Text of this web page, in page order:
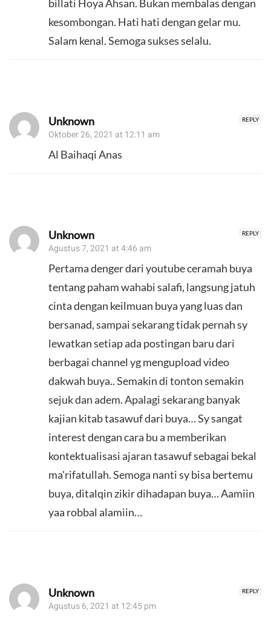
billati Hoya Ahsan. Bukan membalas dengan
kesombongan. Hati hati dengan gelar mu.
Salam kenal. Semoga sukses selalu.
REPLY
Unknown
Oktober 26, 2021 at 12:11 am
Al Baihaqi Anas
REPLY
Unknown
Agustus 7, 2021 at 4:46 am
Pertama denger dari youtube ceramah buya
tentang paham wahabi salafi, langsung jatuh
cinta dengan keilmuan buya yang luas dan
bersanad, sampai sekarang tidak pernah sy
lewatkan setiap ada postingan baru dari
berbagai channel yg mengupload video
dakwah buya.. Semakin di tonton semakin
sejuk dan adem. Apalagi sekarang banyak
kajian kitab tasawuf dari buya… Sy sangat
interest dengan cara bu a memberikan
kontektualisasi ajaran tasawuf sebagai bekal
ma'rifatullah. Semoga nanti sy bisa bertemu
buya, ditalqin zikir dihadapan buya… Aamiin
yaa robbal alamiin…
REPLY
Unknown
Agustus 6, 2021 at 12:45 pm